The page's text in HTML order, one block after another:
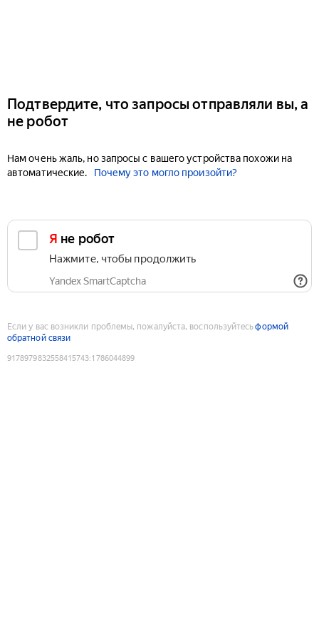
Подтвердите, что запросы отправляли вы, а
не робот
Нам очень жаль, но запросы с вашего устройства похожи на
автоматические.
Почему это могло произойти?
Я не робот
Нажмите, чтобы продолжить
Yandex SmartCaptcha
Если у вас возникли проблемы, пожалуйста, воспользуйтесьформой
обратной связи
9178979832558415743:1786044899